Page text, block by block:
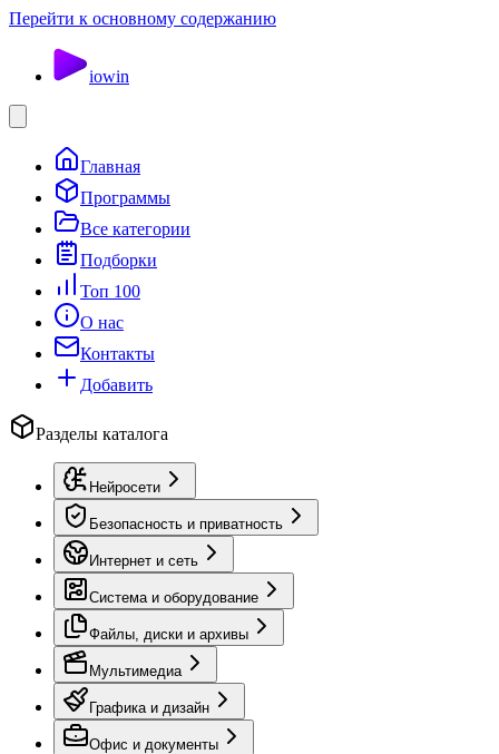
Перейти к основному содержанию
iowin
Главная
Программы
Все категории
Подборки
Топ 100
О нас
Контакты
Добавить
Разделы каталога
Нейросети
Безопасность и приватность
Интернет и сеть
Система и оборудование
Файлы, диски и архивы
Мультимедиа
Графика и дизайн
Офис и документы